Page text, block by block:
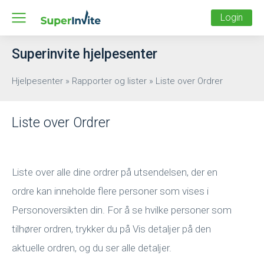
Login
Superinvite hjelpesenter
Hjelpesenter » Rapporter og lister » Liste over Ordrer
Liste over Ordrer
Liste over alle dine ordrer på utsendelsen, der en
ordre kan inneholde flere personer som vises i
Personoversikten din. For å se hvilke personer som
tilhører ordren, trykker du på Vis detaljer på den
aktuelle ordren, og du ser alle detaljer.